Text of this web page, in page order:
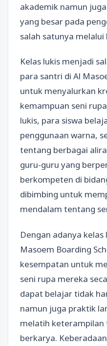
akademik namun
yang besar pada
salah satunya melalui
Kelas lukis menjadi
para santri di Al
untuk menyalurkan
kemampuan seni
lukis, para siswa
penggunaan warna,
tentang berbagai
guru-guru yang
berkompeten di
dibimbing untuk
mendalam tentang
Dengan adanya kelas
Masoem Boarding
kesempatan untuk
seni rupa mereka
dapat belajar tidak
namun juga praktik
melatih keterampilan
berkarya.